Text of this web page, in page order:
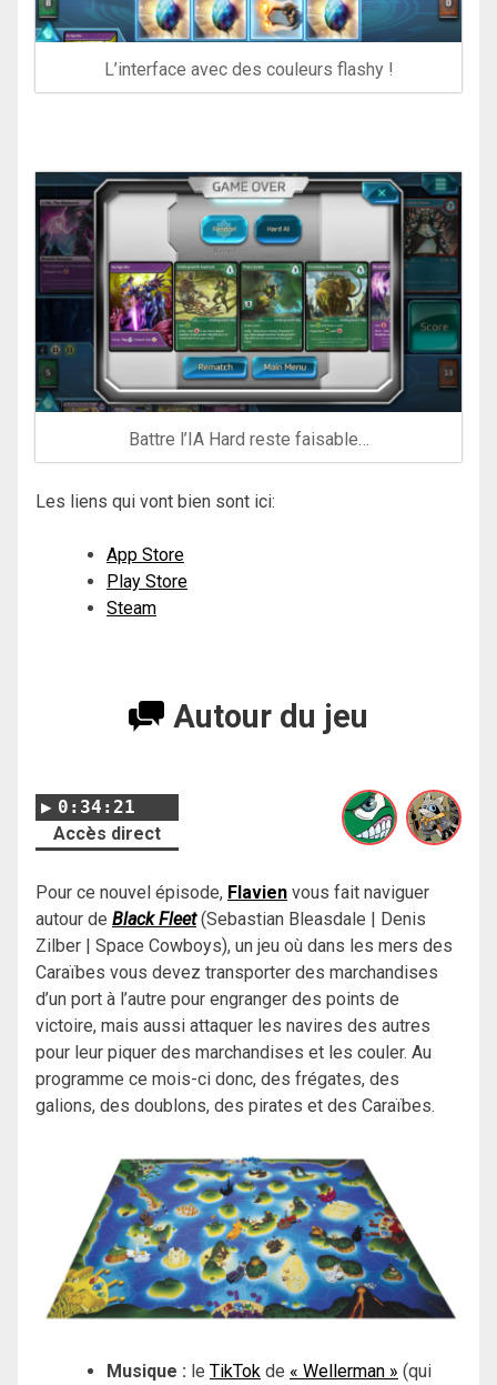
L’interface avec des couleurs flashy !
Battre l’IA Hard reste faisable…
Les liens qui vont bien sont ici:
App Store
Play Store
Steam
Autour du jeu
0:34:21
Accès direct
Pour ce nouvel épisode, Flavien vous fait naviguer
autour de Black Fleet(Sebastian Bleasdale | Denis
Zilber | Space Cowboys), un jeu où dans les mers des
Caraïbes vous devez transporter des marchandises
d’un port à l’autre pour engranger des points de
victoire, mais aussi attaquer les navires des autres
pour leur piquer des marchandises et les couler. Au
programme ce mois-ci donc, des frégates, des
galions, des doublons, des pirates et des Caraïbes.
Musique : le TikTok de « Wellerman » (qui